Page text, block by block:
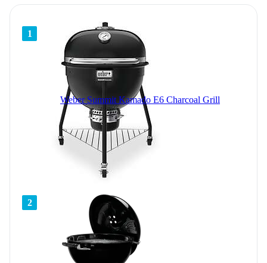
1
Weber Summit Kamado E6 Charcoal Grill
2